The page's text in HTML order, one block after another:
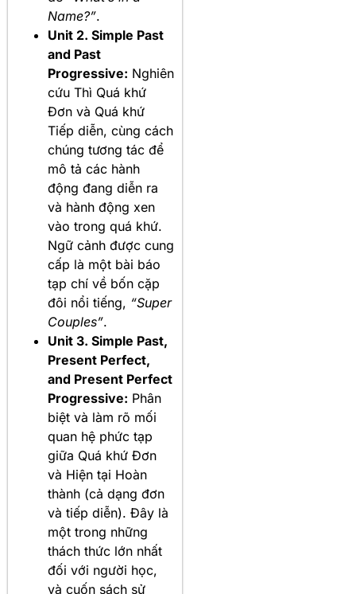
Name?”.
Unit 2. Simple Past
and Past
Progressive: Nghiên
cứu Thì Quá khứ
Đơn và Quá khứ
Tiếp diễn, cùng cách
chúng tương tác để
mô tả các hành
động đang diễn ra
và hành động xen
vào trong quá khứ.
Ngữ cảnh được cung
cấp là một bài báo
tạp chí về bốn cặp
đôi nổi tiếng, “Super
Couples”.
Unit 3. Simple Past,
Present Perfect,
and Present Perfect
Progressive: Phân
biệt và làm rõ mối
quan hệ phức tạp
giữa Quá khứ Đơn
và Hiện tại Hoàn
thành (cả dạng đơn
và tiếp diễn). Đây là
một trong những
thách thức lớn nhất
đối với người học,
và cuốn sách sử